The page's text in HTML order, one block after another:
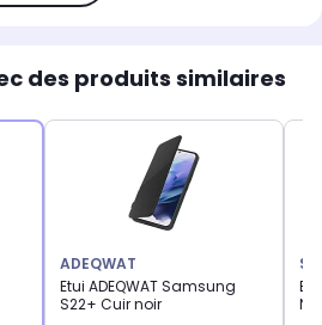
des produits similaires
ADEQWAT
Etui ADEQWAT Samsung
S22+ Cuir noir